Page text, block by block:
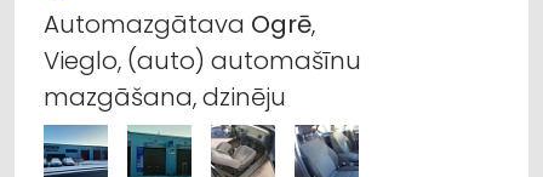
Automazgātava Ogrē,
Vieglo, (auto) automašīnu
mazgāšana, dzinēju